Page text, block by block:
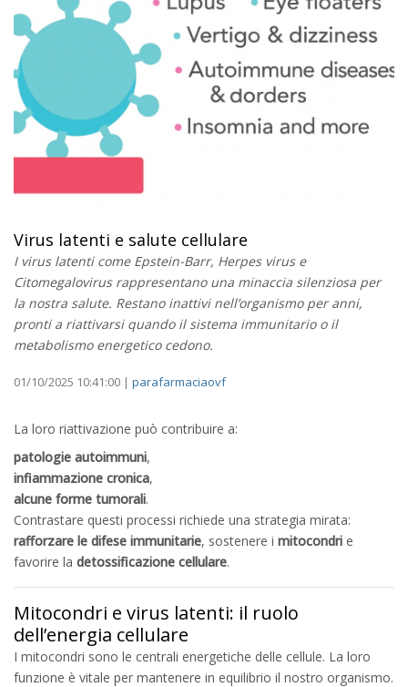
Virus latenti e salute cellulare
I virus latenti come Epstein-Barr, Herpes virus e
Citomegalovirus rappresentano una minaccia silenziosa per
la nostra salute. Restano inattivi nell’organismo per anni,
pronti a riattivarsi quando il sistema immunitario o il
metabolismo energetico cedono.
01/10/2025 10:41:00 | parafarmaciaovf
La loro riattivazione può contribuire a:
patologie autoimmuni,
infiammazione cronica,
alcune forme tumorali.
Contrastare questi processi richiede una strategia mirata:
rafforzare le difese immunitarie, sostenere i mitocondri e
favorire la detossificazione cellulare.
Mitocondri e virus latenti: il ruolo
dell’energia cellulare
I mitocondri sono le centrali energetiche delle cellule. La loro
funzione è vitale per mantenere in equilibrio il nostro organismo.